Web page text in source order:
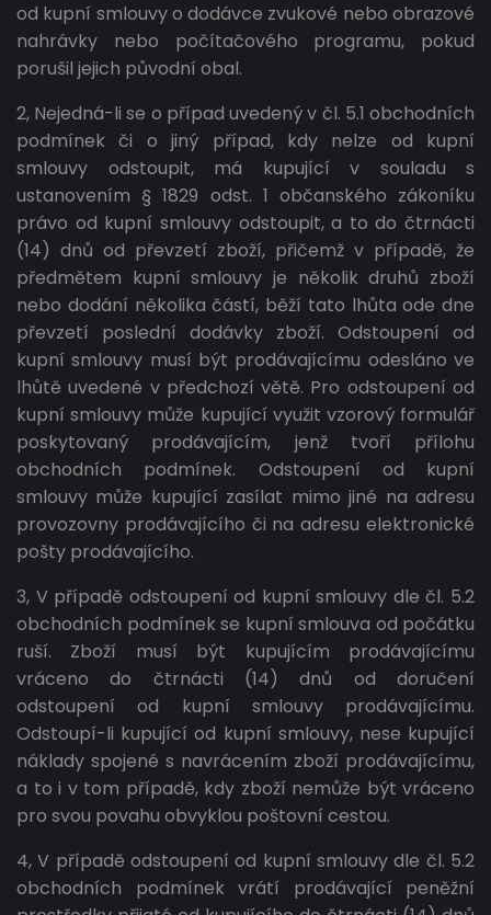
od kupní smlouvy o dodávce zvukové nebo obrazové
nahrávky nebo počítačového programu, pokud
porušil jejich původní obal.
2, Nejedná-li se o případ uvedený v čl. 5.1 obchodních
podmínek či o jiný případ, kdy nelze od kupní
smlouvy odstoupit, má kupující v souladu s
ustanovením § 1829 odst. 1 občanského zákoníku
právo od kupní smlouvy odstoupit, a to do čtrnácti
(14) dnů od převzetí zboží, přičemž v případě, že
předmětem kupní smlouvy je několik druhů zboží
nebo dodání několika částí, běží tato lhůta ode dne
převzetí poslední dodávky zboží. Odstoupení od
kupní smlouvy musí být prodávajícímu odesláno ve
lhůtě uvedené v předchozí větě. Pro odstoupení od
kupní smlouvy může kupující využit vzorový formulář
poskytovaný prodávajícím, jenž tvoří přílohu
obchodních podmínek. Odstoupení od kupní
smlouvy může kupující zasílat mimo jiné na adresu
provozovny prodávajícího či na adresu elektronické
pošty prodávajícího.
3, V případě odstoupení od kupní smlouvy dle čl. 5.2
obchodních podmínek se kupní smlouva od počátku
ruší. Zboží musí být kupujícím prodávajícímu
vráceno do čtrnácti (14) dnů od doručení
odstoupení od kupní smlouvy prodávajícímu.
Odstoupí-li kupující od kupní smlouvy, nese kupující
náklady spojené s navrácením zboží prodávajícímu,
a to i v tom případě, kdy zboží nemůže být vráceno
pro svou povahu obvyklou poštovní cestou.
4, V případě odstoupení od kupní smlouvy dle čl. 5.2
obchodních podmínek vrátí prodávající peněžní